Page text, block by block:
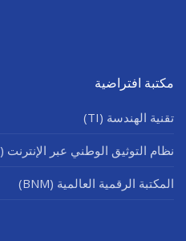
مكتبة افتراضية
تقنية الهندسة (TI)
نظام التوثيق الوطني عبر الإنترنت (SNDL)
المكتبة الرقمية العالمية (BNM)